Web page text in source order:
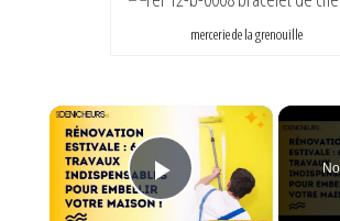
mercerie de la grenouille
×
Play Video